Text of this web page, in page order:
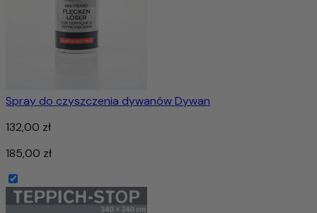
Spray do czyszczenia dywanów Dywan
132,00 zł
185,00 zł